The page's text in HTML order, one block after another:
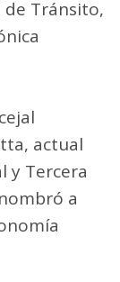
de Tránsito,
actual
y Tercera
a